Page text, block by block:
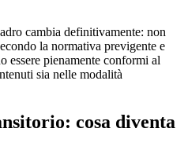
cambia definitivamente: non
la normativa previgente e
essere pienamente conformi al
sia nelle modalità
cosa diventa